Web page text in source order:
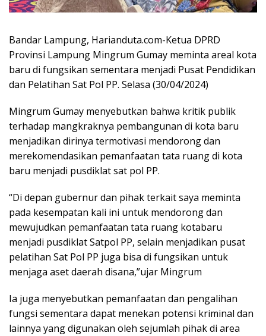
Bandar Lampung, Harianduta.com-Ketua DPRD
Provinsi Lampung Mingrum Gumay meminta areal kota
baru di fungsikan sementara menjadi Pusat Pendidikan
dan Pelatihan Sat Pol PP. Selasa (30/04/2024)
Mingrum Gumay menyebutkan bahwa kritik publik
terhadap mangkraknya pembangunan di kota baru
menjadikan dirinya termotivasi mendorong dan
merekomendasikan pemanfaatan tata ruang di kota
baru menjadi pusdiklat sat pol PP.
“Di depan gubernur dan pihak terkait saya meminta
pada kesempatan kali ini untuk mendorong dan
mewujudkan pemanfaatan tata ruang kotabaru
menjadi pusdiklat Satpol PP, selain menjadikan pusat
pelatihan Sat Pol PP juga bisa di fungsikan untuk
menjaga aset daerah disana,”ujar Mingrum
Ia juga menyebutkan pemanfaatan dan pengalihan
fungsi sementara dapat menekan potensi kriminal dan
lainnya yang digunakan oleh sejumlah pihak di area